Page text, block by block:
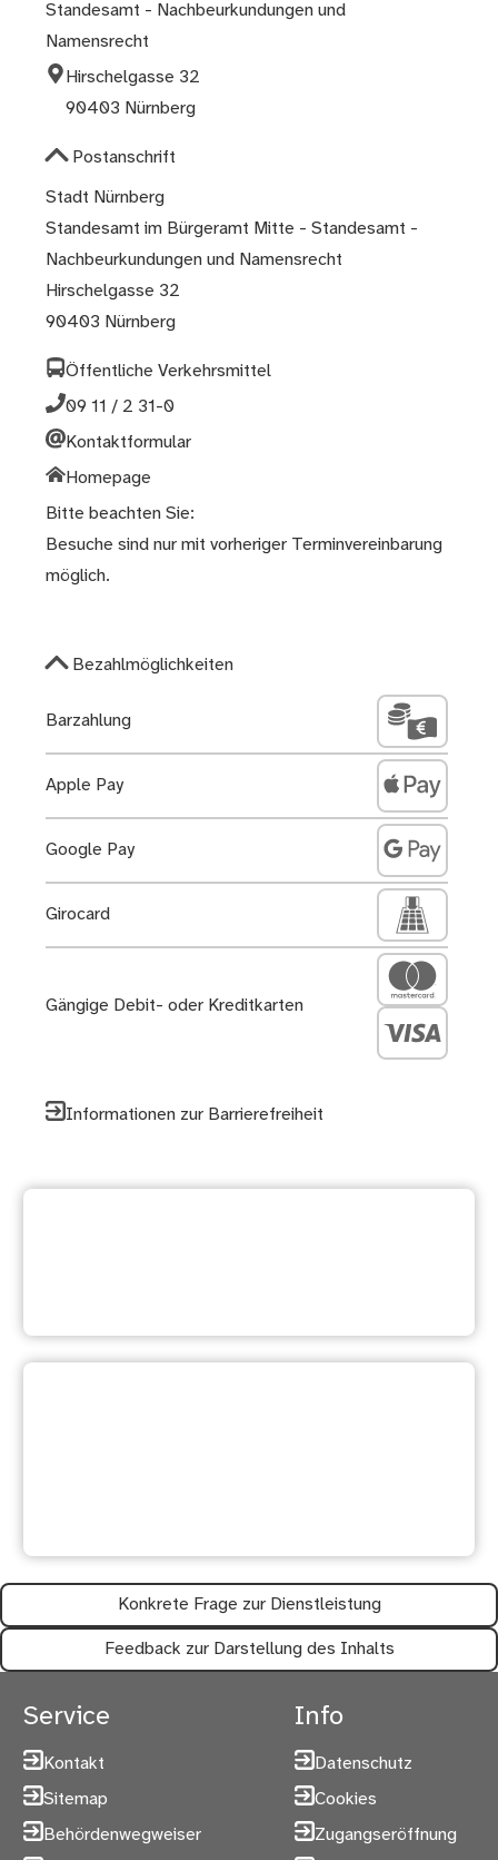
Standesamt - Nachbeurkundungen und
Namensrecht
Hirschelgasse 32
90403 Nürnberg
Postanschrift
Stadt Nürnberg
Standesamt im Bürgeramt Mitte - Standesamt -
Nachbeurkundungen und Namensrecht
Hirschelgasse 32
90403 Nürnberg
Öffentliche Verkehrsmittel
09 11 / 2 31-0
Kontaktformular
Homepage
Bitte beachten Sie:
Besuche sind nur mit vorheriger Terminvereinbarung
möglich.
Bezahlmöglichkeiten
Barzahlung
Apple Pay
Google Pay
Girocard
Gängige Debit- oder Kreditkarten
Informationen zur Barrierefreiheit
Konkrete Frage zur Dienstleistung
Feedback zur Darstellung des Inhalts
Service
Kontakt
Sitemap
Behördenwegweiser
Info
Datenschutz
Cookies
Zugangseröffnung